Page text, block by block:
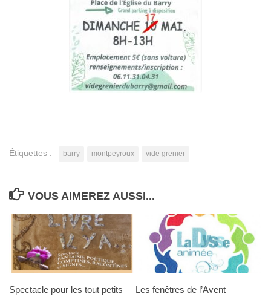
Étiquettes : barry montpeyroux vide grenier
VOUS AIMEREZ AUSSI...
Spectacle pour les tout petits Les fenêtres de l’Avent